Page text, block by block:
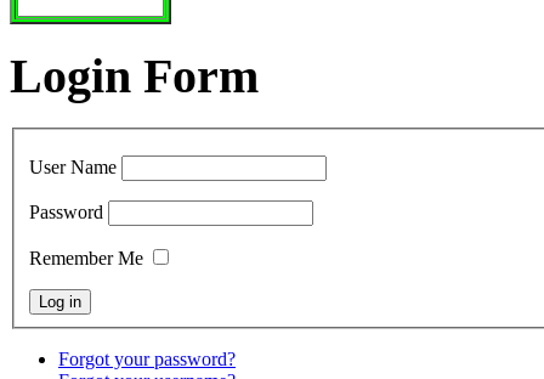
Login Form
User Name
Password
Remember Me
Forgot your password?